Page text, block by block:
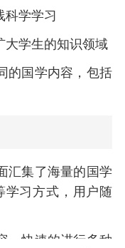
科学学习
大学生的知识领域
的国学内容，包括
汇集了海量的国学
学习方式，用户随
，快速的进行多种